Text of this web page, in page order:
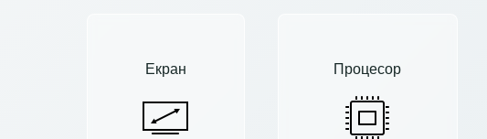
Екран Процесор